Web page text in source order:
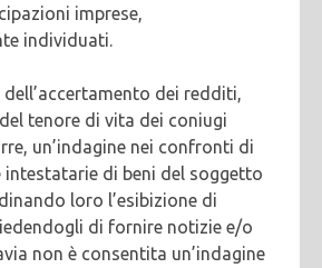
imprese,
individuati.
dei redditi,
tenore di vita dei coniugi
un’indagine nei confronti di
di beni del soggetto
loro l’esibizione di
di fornire notizie e/o
non è consentita un’indagine